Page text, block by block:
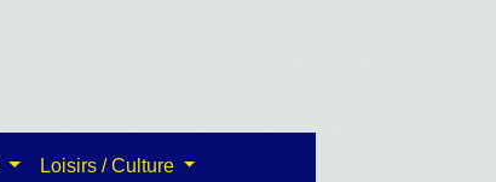
Loisirs / Culture